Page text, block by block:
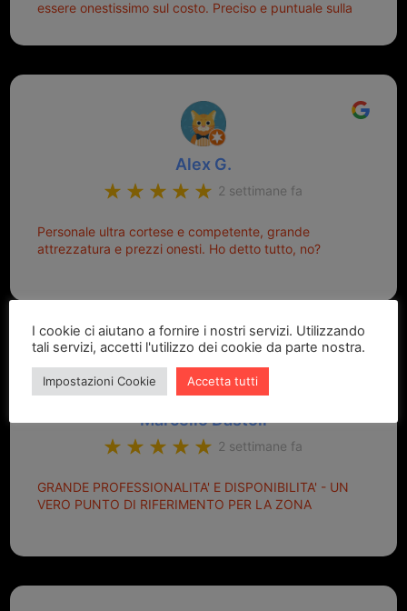
essere onestissimo sul costo. Preciso e puntuale sulla
Alex G.
2 settimane fa
Personale ultra cortese e competente, grande
attrezzatura e prezzi onesti. Ho detto tutto, no?
Marcello Dastoli
2 settimane fa
GRANDE PROFESSIONALITA' E DISPONIBILITA' - UN
VERO PUNTO DI RIFERIMENTO PER LA ZONA
I cookie ci aiutano a fornire i nostri servizi. Utilizzando
tali servizi, accetti l'utilizzo dei cookie da parte nostra.
Impostazioni Cookie Accetta tutti